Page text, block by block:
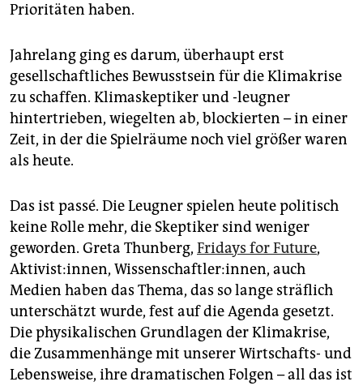
Prioritäten haben.
Jahrelang ging es darum, überhaupt erst
gesellschaftliches Bewusstsein für die Klimakrise
zu schaffen. Klimaskeptiker und -leugner
hintertrieben, wiegelten ab, blockierten – in einer
Zeit, in der die Spielräume noch viel größer waren
als heute.
Das ist passé. Die Leugner spielen heute politisch
keine Rolle mehr, die Skeptiker sind weniger
geworden. Greta Thunberg, Fridays for Future,
Aktivist:innen, Wissen­schaft­ler:in­nen, auch
Medien haben das Thema, das so lange sträflich
unterschätzt wurde, fest auf die Agenda gesetzt.
Die physikalischen Grundlagen der Klima­krise,
die Zusammenhänge mit unserer Wirtschafts- und
Lebensweise, ihre dramatischen Folgen – all das ist